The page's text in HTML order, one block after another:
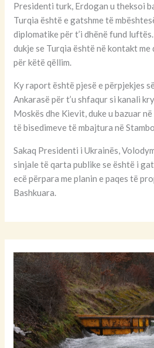
Presidenti turk, Erdogan u theksoi
Turqia është e gatshme të
diplomatike për t’i dhënë fund
dukje se Turqia është në kontakt
për këtë qëllim.
Ky raport është pjesë e përpjekjes
Ankarasë për t’u shfaqur si kanali
Moskës dhe Kievit, duke u bazuar
të bisedimeve të mbajtura në
Sakaq Presidenti i Ukrainës,
sinjale të qarta publike se është i
ecë përpara me planin e paqes të
Bashkuara.